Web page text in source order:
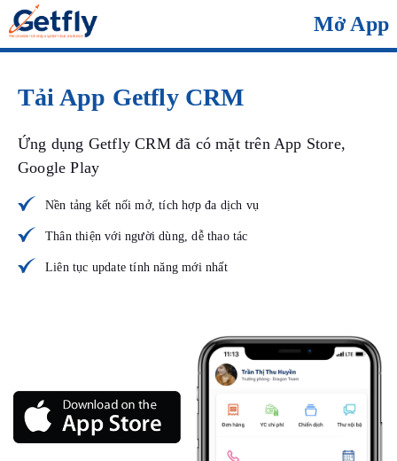
Mở App
Tải App Getfly CRM
Ứng dụng Getfly CRM đã có mặt trên App Store,
Google Play
Nền tảng kết nối mở, tích hợp đa dịch vụ
Thân thiện với người dùng, dễ thao tác
Liên tục update tính năng mới nhất